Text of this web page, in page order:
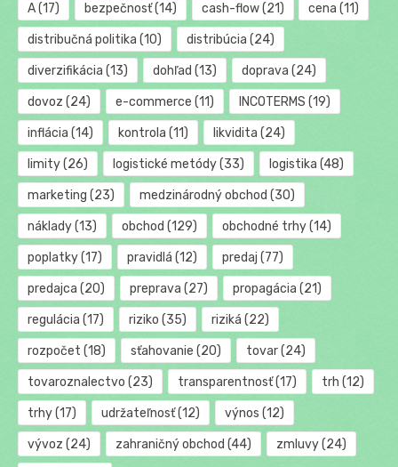
A(17) bezpečnosť(14) cash-flow(21) cena (11)
distribučná politika (10) distribúcia (24)
diverzifikácia (13) dohľad (13) doprava (24)
dovoz (24) e-commerce (11) INCOTERMS (19)
inflácia (14) kontrola (11) likvidita (24)
limity(26) logistické metódy(33) logistika (48)
marketing (23) medzinárodný obchod (30)
náklady(13) obchod (129) obchodné trhy(14)
poplatky(17) pravidlá (12) predaj (77)
predajca (20) preprava (27) propagácia (21)
regulácia (17) riziko (35) riziká (22)
rozpočet (18) sťahovanie (20) tovar(24)
tovaroznalectvo (23) transparentnosť(17) trh (12)
trhy(17) udržateľnosť(12) výnos (12)
vývoz (24) zahraničný obchod (44) zmluvy(24)